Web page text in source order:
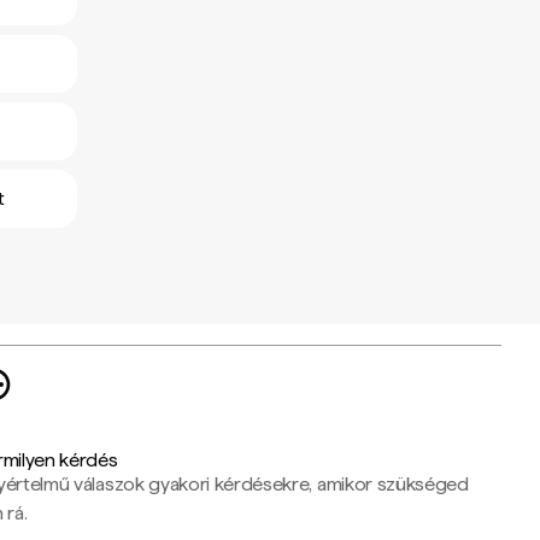
kérdés
válaszok gyakori kérdésekre, amikor szükséged
rá.